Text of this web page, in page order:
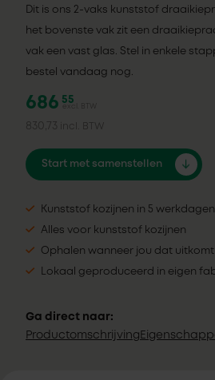
Dit is ons 2-vaks kunststof
het bovenste vak zit een
vak een vast glas. Stel in enkele
bestel vandaag nog.
686 55
excl. BTW
830,73 incl. BTW
Start met samenstellen
Kunststof kozijnen in 5
Alles voor kunststof kozijnen
Ophalen wanneer jou dat uitkomt
Lokaal geproduceerd in eigen
Ga direct naar:
Productomschrijving